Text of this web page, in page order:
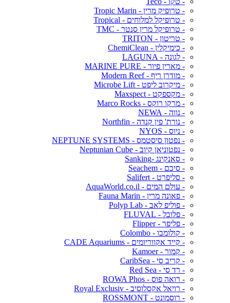
- טרופיק מרין - Tropic Marin
- טרופיקל למלוחים - Tropical
- טרופיקל מרין סנטר - TMC
- טריטון - TRITON
- כימיקלין - ChemiClean
- לגונה - LAGUNA
- מארין פיור - MARINE PURE
- מודרן ריף - Modern Reef
- מיקרוב ליפט - Microbe Lift
- מקספקט - Maxspect
- מרקו רוקס - Marco Rocks
- נווה - NEWA
- נורת' פין קנדה - Northfin
- ניוס - NYOS
- נפטון סיסטמס - NEPTUNE SYSTEMS
- נפטוניאן קיוב - Neptunian Cube
- סאנקינג -Sanking
- סיכם - Seachem
- סליפרט - Salifert
- עולם המים - AquaWorld.co.il
- פאונה מרין - Fauna Marin
- פוליפ לאב - Polyp Lab
- פלובל - FLUVAL
- פליפר - Flipper
- קולומבו - Colombo
- קייד אקווריומים - CADE Aquariums
- קמור - Kamoer
- קריב סי - CaribSea
- רד סי - Red Sea
- רואה פוס - ROWA Phos
- רויאל אקסלוסיב - Royal Exclusiv
- רוסמונט - ROSSMONT